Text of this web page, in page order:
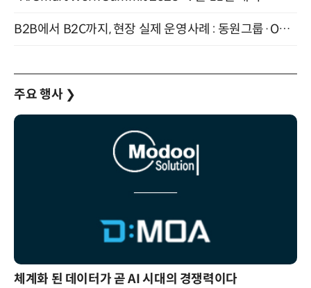
B2B에서 B2C까지, 현장 실제 운영사례 : 동원그룹·OCI·다이닝브랜즈그룹·당근 (8/27)
주요 행사 ❯
체계화 된 데이터가 곧 AI 시대의 경쟁력이다